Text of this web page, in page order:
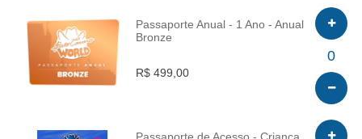
INFO
Passaporte Anual - 1 Ano - Anual
Bronze
R$ 499,00
0